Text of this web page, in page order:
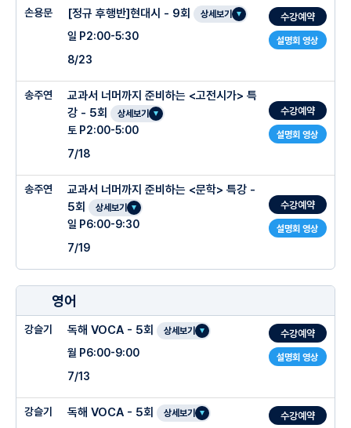
손용문
설명회 영상
[정규 후행반]현대시 - 9회 상세보기
일 P2:00-5:30
8/23
수강예약
송주연
설명회 영상
교과서 너머까지 준비하는 <고전시가> 특
강 - 5회
상세보기
토 P2:00-5:00
7/18
수강예약
송주연
설명회 영상
교과서 너머까지 준비하는 <문학> 특강 -
5회
상세보기
일 P6:00-9:30
7/19
수강예약
영어
강슬기
설명회 영상
독해 VOCA - 5회 상세보기
월 P6:00-9:00
7/13
수강예약
강슬기 독해 VOCA - 5회 상세보기 수강예약